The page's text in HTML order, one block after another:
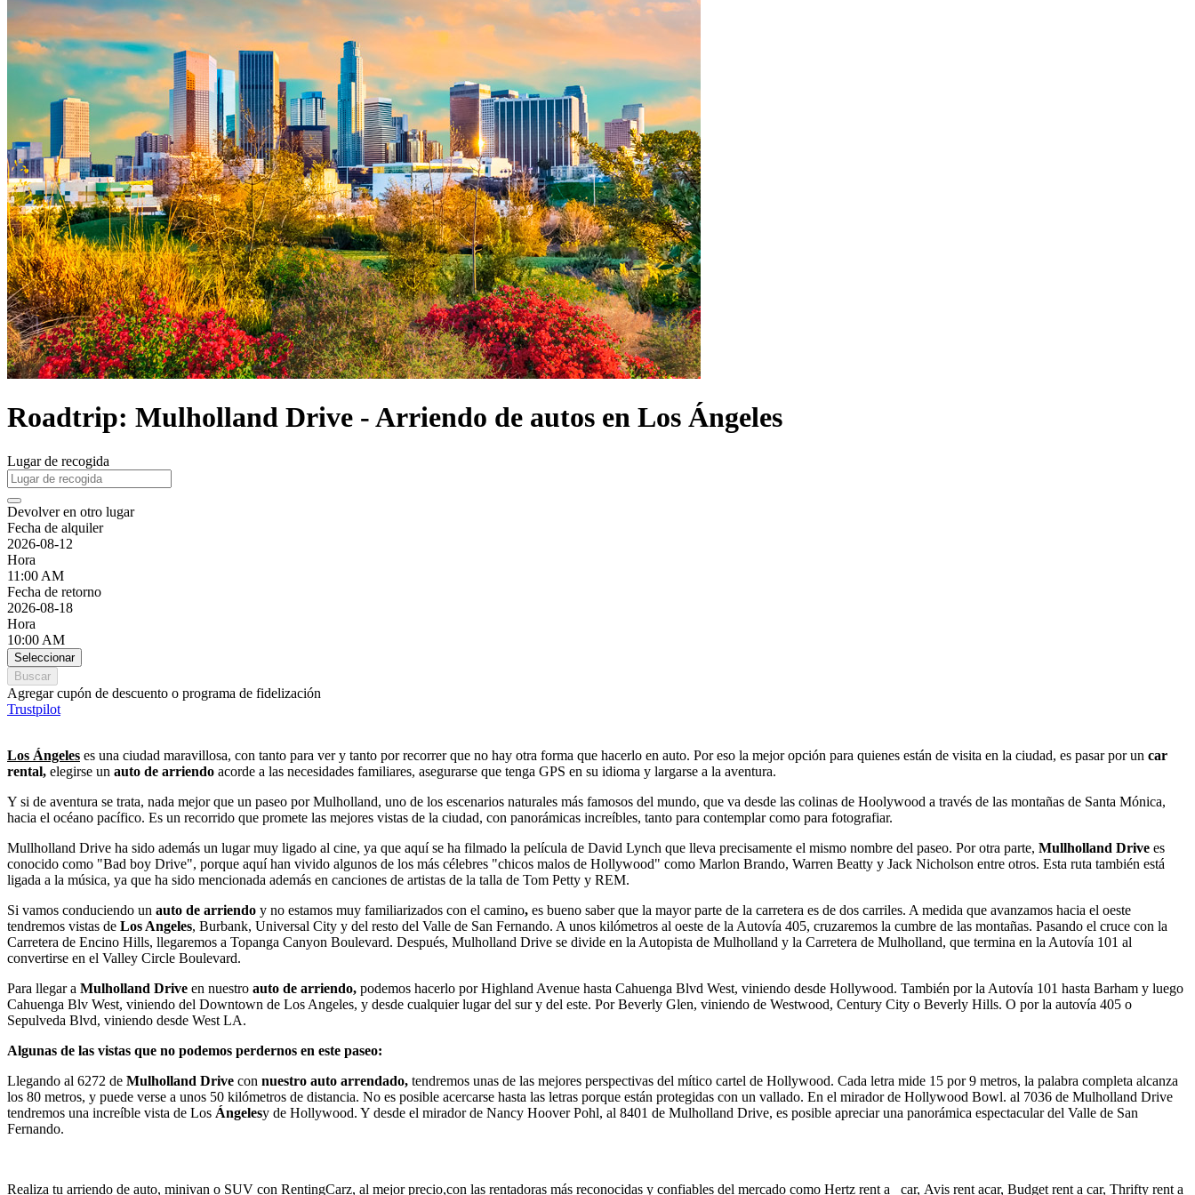
Roadtrip: Mulholland Drive - Arriendo de autos en Los Ángeles
Lugar de recogida
Devolver en otro lugar
Fecha de alquiler
2026-08-12
Hora
11:00 AM
Fecha de retorno
2026-08-18
Hora
10:00 AM
Seleccionar
Buscar
Agregar cupón de descuento o programa de fidelización
Trustpilot
Los Ángeles es una ciudad maravillosa, con tanto para ver y tanto por recorrer que no hay otra forma que hacerlo en auto. Por eso la mejor opción para quienes están de visita en la ciudad, es pasar por un car
rental, elegirse un auto de arriendo acorde a las necesidades familiares, asegurarse que tenga GPS en su idioma y largarse a la aventura.
Y si de aventura se trata, nada mejor que un paseo por Mulholland, uno de los escenarios naturales más famosos del mundo, que va desde las colinas de Hoolywood a través de las montañas de Santa Mónica,
hacia el océano pacífico. Es un recorrido que promete las mejores vistas de la ciudad, con panorámicas increíbles, tanto para contemplar como para fotografiar.
Mullholland Drive ha sido además un lugar muy ligado al cine, ya que aquí se ha filmado la película de David Lynch que lleva precisamente el mismo nombre del paseo. Por otra parte, Mullholland Drive es
conocido como "Bad boy Drive", porque aquí han vivido algunos de los más célebres "chicos malos de Hollywood" como Marlon Brando, Warren Beatty y Jack Nicholson entre otros. Esta ruta también está
ligada a la música, ya que ha sido mencionada además en canciones de artistas de la talla de Tom Petty y REM.
Si vamos conduciendo un auto de arriendo y no estamos muy familiarizados con el camino, es bueno saber que la mayor parte de la carretera es de dos carriles. A medida que avanzamos hacia el oeste
tendremos vistas de Los Angeles, Burbank, Universal City y del resto del Valle de San Fernando. A unos kilómetros al oeste de la Autovía 405, cruzaremos la cumbre de las montañas. Pasando el cruce con la
Carretera de Encino Hills, llegaremos a Topanga Canyon Boulevard. Después, Mulholland Drive se divide en la Autopista de Mulholland y la Carretera de Mulholland, que termina en la Autovía 101 al
convertirse en el Valley Circle Boulevard.
Para llegar a Mulholland Drive en nuestro auto de arriendo, podemos hacerlo por Highland Avenue hasta Cahuenga Blvd West, viniendo desde Hollywood. También por la Autovía 101 hasta Barham y luego
Cahuenga Blv West, viniendo del Downtown de Los Angeles, y desde cualquier lugar del sur y del este. Por Beverly Glen, viniendo de Westwood, Century City o Beverly Hills. O por la autovía 405 o
Sepulveda Blvd, viniendo desde West LA.
Algunas de las vistas que no podemos perdernos en este paseo:
Llegando al 6272 de Mulholland Drive con nuestro auto arrendado, tendremos unas de las mejores perspectivas del mítico cartel de Hollywood. Cada letra mide 15 por 9 metros, la palabra completa alcanza
los 80 metros, y puede verse a unos 50 kilómetros de distancia. No es posible acercarse hasta las letras porque están protegidas con un vallado. En el mirador de Hollywood Bowl. al 7036 de Mulholland Drive
tendremos una increíble vista de Los Ángelesy de Hollywood. Y desde el mirador de Nancy Hoover Pohl, al 8401 de Mulholland Drive, es posible apreciar una panorámica espectacular del Valle de San
Fernando.
Realiza tu arriendo de auto, minivan o SUV con RentingCarz, al mejor precio,con las rentadoras más reconocidas y confiables del mercado como Hertz rent a car, Avis rent acar, Budget rent a car, Thrifty rent a